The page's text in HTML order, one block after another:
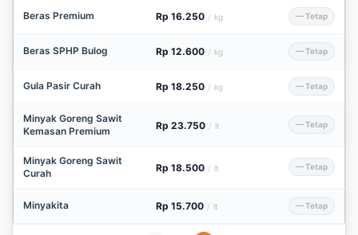
Beras Premium Rp 16.250 / kg — Tetap
Beras SPHP Bulog Rp 12.600 / kg — Tetap
Gula Pasir Curah Rp 18.250 / kg — Tetap
Minyak Goreng Sawit
Kemasan Premium
Rp 23.750 / lt — Tetap
Minyak Goreng Sawit
Curah
Rp 18.500 / lt — Tetap
Minyakita Rp 15.700 / lt — Tetap